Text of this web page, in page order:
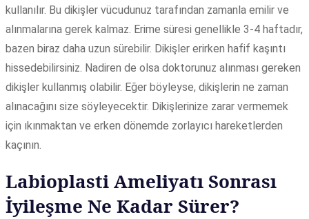
kullanılır. Bu dikişler vücudunuz tarafından zamanla emilir ve
alınmalarına gerek kalmaz. Erime süresi genellikle 3-4 haftadır,
bazen biraz daha uzun sürebilir. Dikişler erirken hafif kaşıntı
hissedebilirsiniz. Nadiren de olsa doktorunuz alınması gereken
dikişler kullanmış olabilir. Eğer böyleyse, dikişlerin ne zaman
alınacağını size söyleyecektir. Dikişlerinize zarar vermemek
için ıkınmaktan ve erken dönemde zorlayıcı hareketlerden
kaçının.
Labioplasti Ameliyatı Sonrası
İyileşme Ne Kadar Sürer?